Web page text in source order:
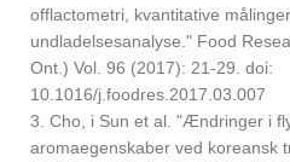
offlactometri, kvantitative
undladelsesanalyse." Food
Ont.) Vol. 96 (2017): 21-29. doi:
10.1016/j.foodres.2017.03.007
3. Cho, i Sun et al. "Ændringer i
aromaegenskaber ved koreansk